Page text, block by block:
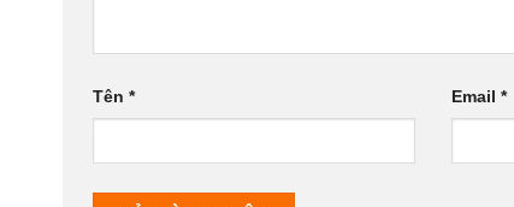
Tên * Email*